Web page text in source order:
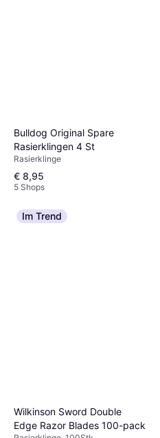
Bulldog Original Spare
Rasierklingen 4 St
Rasierklinge
€ 8,95
5 Shops
Im Trend
Wilkinson Sword Double
Edge Razor Blades 100-pack